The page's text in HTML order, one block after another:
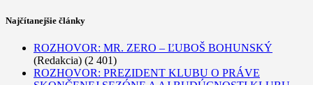
Najčítanejšie články
ROZHOVOR: MR. ZERO – ĽUBOŠ BOHUNSKÝ
(Redakcia) (2 401)
ROZHOVOR: PREZIDENT KLUBU O PRÁVE